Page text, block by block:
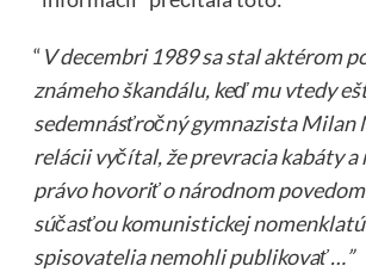
“V decembri 1989 sa stal aktérom
známeho škandálu, keď mu vtedy
sedemnásťročný gymnazistaMilan
relácii vyčítal, že prevracia kabáty a
právo hovoriť o národnom
súčasťou komunistickej
spisovatelia nemohli publikovať …”